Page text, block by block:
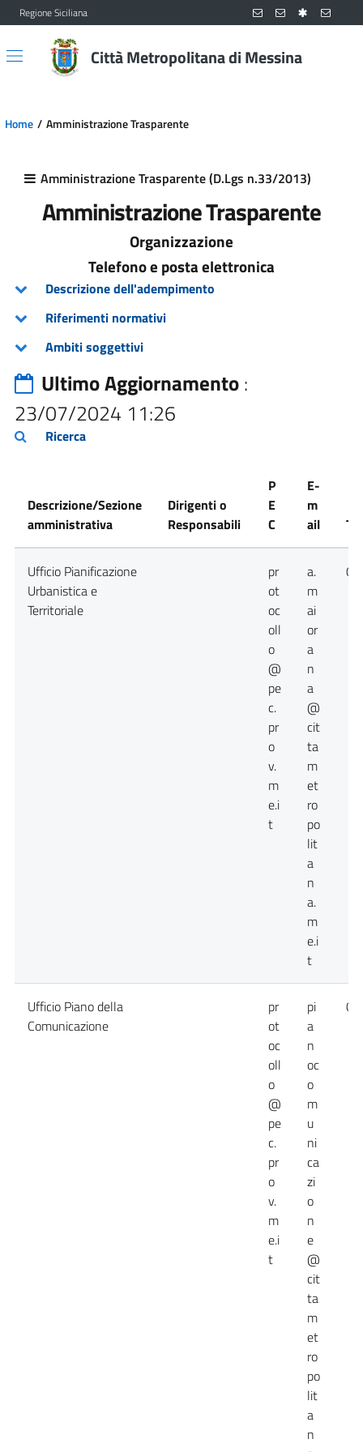
Vai al contenuto principale
Vai al menu principale
Regione Siciliana
Città Metropolitana di Messina
Home Amministrazione Trasparente
Amministrazione Trasparente (D.Lgs n.33/2013)
Amministrazione Trasparente
Organizzazione
Telefono e posta elettronica
Descrizione dell'adempimento
Riferimenti normativi
Ambiti soggettivi
Ultimo Aggiornamento:
23/07/2024 11:26
Ricerca
Descrizione/Sezione
amministrativa
Dirigenti o
Responsabili
P
E
C
E-
m
ail
Ufficio Pianificazione
Urbanistica e
Territoriale
pr
ot
oc
oll
o
@
pe
c.
pr
o
v.
m
e.i
t
a.
m
ai
or
a
n
a
@
cit
ta
m
et
ro
po
lit
a
n
a.
m
e.i
t
Ufficio Piano della
Comunicazione
pr
ot
oc
oll
o
@
pe
c.
pr
o
v.
m
e.i
t
pi
a
n
oc
o
m
u
ni
ca
zi
o
n
e
@
cit
ta
m
et
ro
po
lit
a
n